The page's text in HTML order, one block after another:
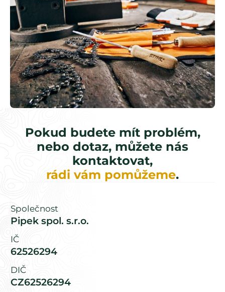
Pokud budete mít problém,
nebo dotaz, můžete nás
kontaktovat,
rádi vám pomůžeme.
Společnost
Pipek spol. s.r.o.
IČ
62526294
DIČ
CZ62526294